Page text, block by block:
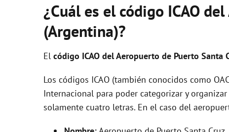
¿Cuál es el código ICAO
(Argentina)?
El código ICAO delAeropuerto de Puerto Santa
Los códigos ICAO (también conocidos como
Internacional para poder categorizar y
solamente cuatro letras. En el caso del